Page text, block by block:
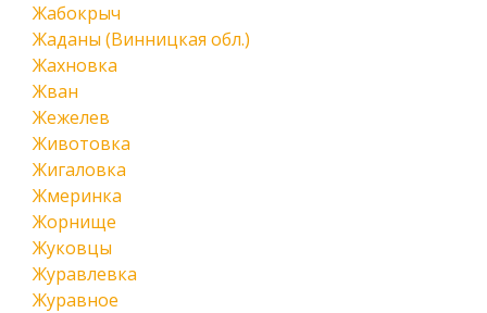
Жабокрыч
Жаданы (Винницкая обл.)
Жахновка
Жван
Жежелев
Животовка
Жигаловка
Жмеринка
Жорнище
Жуковцы
Журавлевка
Журавное